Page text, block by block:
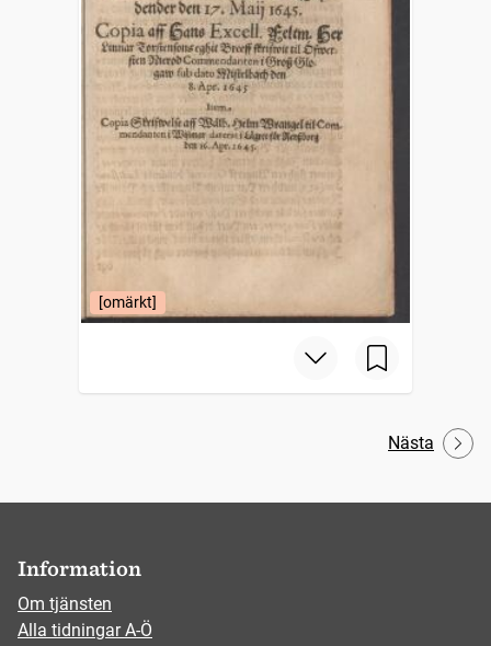
[omärkt]
Nästa
Information
Om tjänsten
Alla tidningar A-Ö